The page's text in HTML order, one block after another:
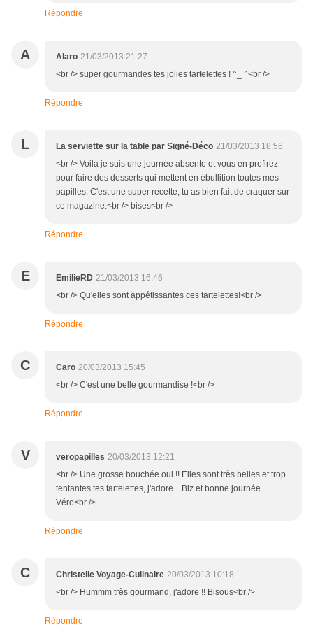
Répondre
A Alaro 21/03/2013 21:27
<br /> super gourmandes tes jolies tartelettes ! ^_ ^<br />
Répondre
L La serviette sur la table par Signé-Déco 21/03/2013 18:56
<br /> Voilà je suis une journée absente et vous en profirez
pour faire des desserts qui mettent en ébullition toutes mes
papilles. C'est une super recette, tu as bien fait de craquer sur
ce magazine.<br /> bises<br />
Répondre
E EmilieRD 21/03/2013 16:46
<br /> Qu'elles sont appétissantes ces tartelettes!<br />
Répondre
C Caro 20/03/2013 15:45
<br /> C'est une belle gourmandise !<br />
Répondre
V veropapilles 20/03/2013 12:21
<br /> Une grosse bouchée oui !! Elles sont très belles et trop
tentantes tes tartelettes, j'adore... Biz et bonne journée.
Véro<br />
Répondre
C Christelle Voyage-Culinaire 20/03/2013 10:18
<br /> Hummm très gourmand, j'adore !! Bisous<br />
Répondre